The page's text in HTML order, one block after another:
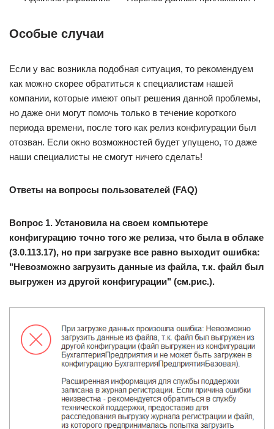
Особые случаи
Если у вас возникла подобная ситуация, то рекомендуем
как можно скорее обратиться к специалистам нашей
компании, которые имеют опыт решения данной проблемы,
но даже они могут помочь только в течение короткого
периода времени, после того как релиз конфигурации был
отозван. Если окно возможностей будет упущено, то даже
наши специалисты не смогут ничего сделать!
Ответы на вопросы пользователей (FAQ)
Вопрос 1. Установила на своем компьютере
конфигурацию точно того же релиза, что была в облаке
(3.0.113.17), но при загрузке все равно выходит ошибка:
"Невозможно загрузить данные из файла, т.к. файл был
выгружен из другой конфигурации" (см.рис.).